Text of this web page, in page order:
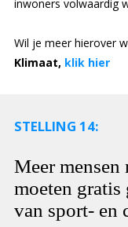
inwoners volwaardig
Wil je meer hierover
Klimaat, klik hier
STELLING 14:
Meer mensen
moeten
van sport- en